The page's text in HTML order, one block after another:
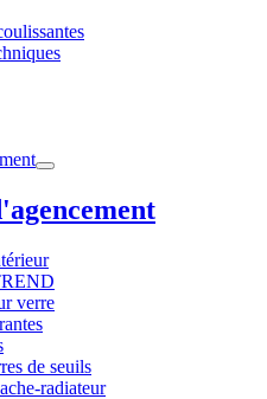
verre
de seuils
radiateur